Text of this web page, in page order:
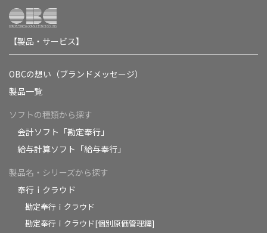
【製品・サービス】
OBCの想い（ブランドメッセージ）
製品一覧
ソフトの種類から探す
会計ソフト「勘定奉行」
給与計算ソフト「給与奉行」
製品名・シリーズから探す
奉行ｉクラウド
勘定奉行ｉクラウド
勘定奉行ｉクラウド[個別原価管理編]